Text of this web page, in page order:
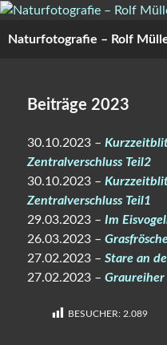
Zum
springen
Naturfotografie – Rolf
Beiträge 2023
30.10.2023 –
Zentralverschluss Teil2
30.10.2023 –
Zentralverschluss Teil1
29.03.2023 – Im
26.03.2023 –
27.02.2023 – Stare an
27.02.2023 –
BESUCHER: 2.089